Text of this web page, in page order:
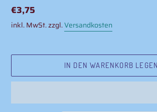
Normaler
Preis
€3,75
inkl. MwSt. zzgl.Versandkosten
IN DEN WARENKORB LEGEN